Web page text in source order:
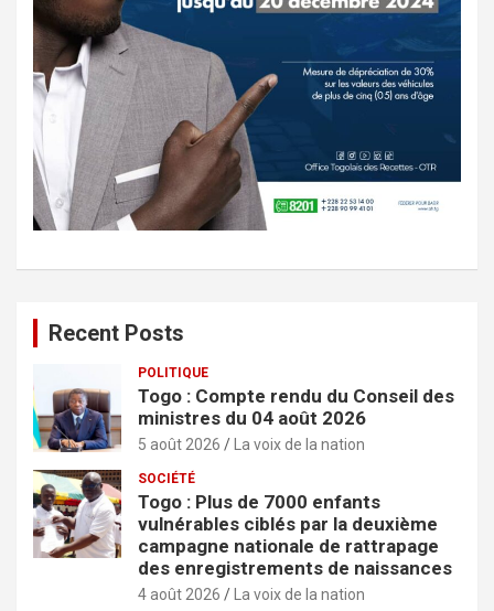
Recent Posts
POLITIQUE
Togo : Compte rendu du Conseil des
ministres du 04 août 2026
5 août 2026 La voix de la nation
SOCIÉTÉ
Togo : Plus de 7000 enfants
vulnérables ciblés par la deuxième
campagne nationale de rattrapage
des enregistrements de naissances
4 août 2026 La voix de la nation